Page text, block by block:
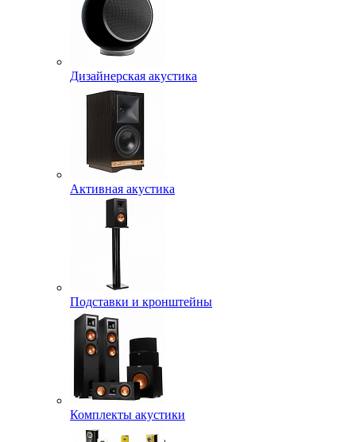
Дизайнерская акустика
Активная акустика
Подставки и кронштейны
Комплекты акустики